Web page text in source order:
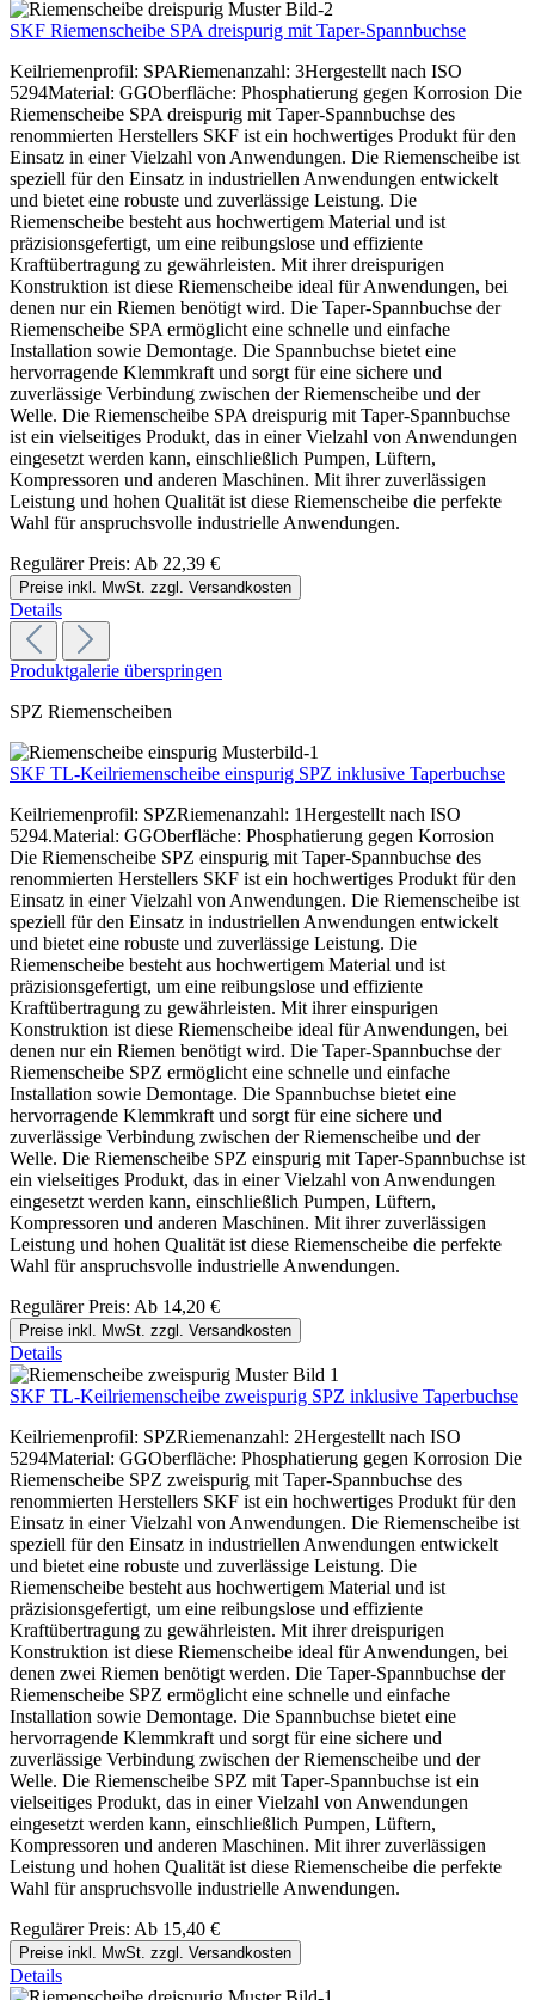
SKF Riemenscheibe SPA dreispurig mit Taper-Spannbuchse
Keilriemenprofil: SPARiemenanzahl: 3Hergestellt nach ISO
5294Material: GGOberfläche: Phosphatierung gegen Korrosion Die
Riemenscheibe SPA dreispurig mit Taper-Spannbuchse des
renommierten Herstellers SKF ist ein hochwertiges Produkt für den
Einsatz in einer Vielzahl von Anwendungen. Die Riemenscheibe ist
speziell für den Einsatz in industriellen Anwendungen entwickelt
und bietet eine robuste und zuverlässige Leistung. Die
Riemenscheibe besteht aus hochwertigem Material und ist
präzisionsgefertigt, um eine reibungslose und effiziente
Kraftübertragung zu gewährleisten. Mit ihrer dreispurigen
Konstruktion ist diese Riemenscheibe ideal für Anwendungen, bei
denen nur ein Riemen benötigt wird. Die Taper-Spannbuchse der
Riemenscheibe SPA ermöglicht eine schnelle und einfache
Installation sowie Demontage. Die Spannbuchse bietet eine
hervorragende Klemmkraft und sorgt für eine sichere und
zuverlässige Verbindung zwischen der Riemenscheibe und der
Welle. Die Riemenscheibe SPA dreispurig mit Taper-Spannbuchse
ist ein vielseitiges Produkt, das in einer Vielzahl von Anwendungen
eingesetzt werden kann, einschließlich Pumpen, Lüftern,
Kompressoren und anderen Maschinen. Mit ihrer zuverlässigen
Leistung und hohen Qualität ist diese Riemenscheibe die perfekte
Wahl für anspruchsvolle industrielle Anwendungen.
Regulärer Preis: Ab 22,39 €
Preise inkl. MwSt. zzgl. Versandkosten
Details
Produktgalerie überspringen
SPZ Riemenscheiben
SKF TL-Keilriemenscheibe einspurig SPZ inklusive Taperbuchse
Keilriemenprofil: SPZRiemenanzahl: 1Hergestellt nach ISO
5294.Material: GGOberfläche: Phosphatierung gegen Korrosion
Die Riemenscheibe SPZ einspurig mit Taper-Spannbuchse des
renommierten Herstellers SKF ist ein hochwertiges Produkt für den
Einsatz in einer Vielzahl von Anwendungen. Die Riemenscheibe ist
speziell für den Einsatz in industriellen Anwendungen entwickelt
und bietet eine robuste und zuverlässige Leistung. Die
Riemenscheibe besteht aus hochwertigem Material und ist
präzisionsgefertigt, um eine reibungslose und effiziente
Kraftübertragung zu gewährleisten. Mit ihrer einspurigen
Konstruktion ist diese Riemenscheibe ideal für Anwendungen, bei
denen nur ein Riemen benötigt wird. Die Taper-Spannbuchse der
Riemenscheibe SPZ ermöglicht eine schnelle und einfache
Installation sowie Demontage. Die Spannbuchse bietet eine
hervorragende Klemmkraft und sorgt für eine sichere und
zuverlässige Verbindung zwischen der Riemenscheibe und der
Welle. Die Riemenscheibe SPZ einspurig mit Taper-Spannbuchse ist
ein vielseitiges Produkt, das in einer Vielzahl von Anwendungen
eingesetzt werden kann, einschließlich Pumpen, Lüftern,
Kompressoren und anderen Maschinen. Mit ihrer zuverlässigen
Leistung und hohen Qualität ist diese Riemenscheibe die perfekte
Wahl für anspruchsvolle industrielle Anwendungen.
Regulärer Preis: Ab 14,20 €
Preise inkl. MwSt. zzgl. Versandkosten
Details
SKF TL-Keilriemenscheibe zweispurig SPZ inklusive Taperbuchse
Keilriemenprofil: SPZRiemenanzahl: 2Hergestellt nach ISO
5294Material: GGOberfläche: Phosphatierung gegen Korrosion Die
Riemenscheibe SPZ zweispurig mit Taper-Spannbuchse des
renommierten Herstellers SKF ist ein hochwertiges Produkt für den
Einsatz in einer Vielzahl von Anwendungen. Die Riemenscheibe ist
speziell für den Einsatz in industriellen Anwendungen entwickelt
und bietet eine robuste und zuverlässige Leistung. Die
Riemenscheibe besteht aus hochwertigem Material und ist
präzisionsgefertigt, um eine reibungslose und effiziente
Kraftübertragung zu gewährleisten. Mit ihrer dreispurigen
Konstruktion ist diese Riemenscheibe ideal für Anwendungen, bei
denen zwei Riemen benötigt werden. Die Taper-Spannbuchse der
Riemenscheibe SPZ ermöglicht eine schnelle und einfache
Installation sowie Demontage. Die Spannbuchse bietet eine
hervorragende Klemmkraft und sorgt für eine sichere und
zuverlässige Verbindung zwischen der Riemenscheibe und der
Welle. Die Riemenscheibe SPZ mit Taper-Spannbuchse ist ein
vielseitiges Produkt, das in einer Vielzahl von Anwendungen
eingesetzt werden kann, einschließlich Pumpen, Lüftern,
Kompressoren und anderen Maschinen. Mit ihrer zuverlässigen
Leistung und hohen Qualität ist diese Riemenscheibe die perfekte
Wahl für anspruchsvolle industrielle Anwendungen.
Regulärer Preis: Ab 15,40 €
Preise inkl. MwSt. zzgl. Versandkosten
Details